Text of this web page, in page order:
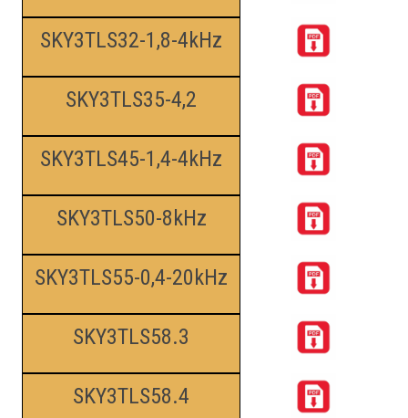
SKY3TLS32-1,8-4kHz
SKY3TLS35-4,2
SKY3TLS45-1,4-4kHz
SKY3TLS50-8kHz
SKY3TLS55-0,4-20kHz
SKY3TLS58.3
SKY3TLS58.4